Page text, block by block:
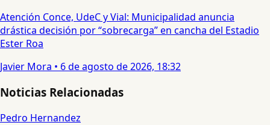
Atención Conce, UdeC y Vial: Municipalidad anuncia
drástica decisión por “sobrecarga” en cancha del Estadio
Ester Roa
Javier Mora • 6 de agosto de 2026, 18:32
Noticias Relacionadas
Pedro Hernandez